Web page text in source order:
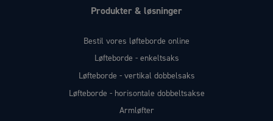
Produkter & løsninger
Bestil vores løfteborde online
Løfteborde - enkeltsaks
Løfteborde - vertikal dobbelsaks
Løfteborde - horisontale dobbeltsakse
Armløfter